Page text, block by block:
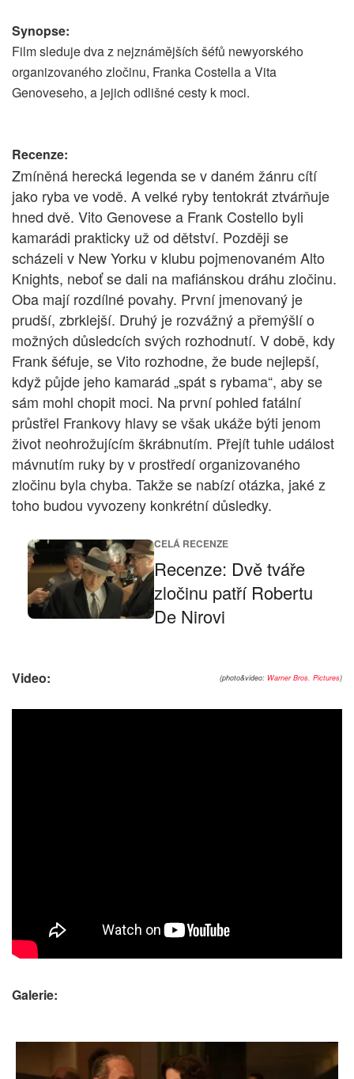
Synopse:
Film sleduje dva z nejznámějších šéfů newyorského
organizovaného zločinu, Franka Costella a Vita
Genoveseho, a jejich odlišné cesty k moci.
Recenze:
Zmíněná herecká legenda se v daném žánru cítí
jako ryba ve vodě. A velké ryby tentokrát ztvárňuje
hned dvě. Vito Genovese a Frank Costello byli
kamarádi prakticky už od dětství. Později se
scházeli v New Yorku v klubu pojmenovaném Alto
Knights, neboť se dali na mafiánskou dráhu zločinu.
Oba mají rozdílné povahy. První jmenovaný je
prudší, zbrklejší. Druhý je rozvážný a přemýšlí o
možných důsledcích svých rozhodnutí. V době, kdy
Frank šéfuje, se Vito rozhodne, že bude nejlepší,
když půjde jeho kamarád „spát s rybama“, aby se
sám mohl chopit moci. Na první pohled fatální
průstřel Frankovy hlavy se však ukáže býti jenom
život neohrožujícím škrábnutím. Přejít tuhle událost
mávnutím ruky by v prostředí organizovaného
zločinu byla chyba. Takže se nabízí otázka, jaké z
toho budou vyvozeny konkrétní důsledky.
CELÁ RECENZE
Recenze: Dvě tváře
zločinu patří Robertu
De Nirovi
(photo&video: Warner Bros. Pictures)
Video:
Galerie: